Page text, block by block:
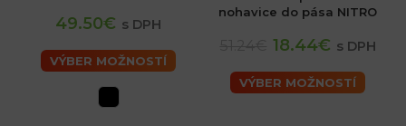
49.50€ s DPH
VÝBER MOŽNOSTÍ
nohavice do pása NITRO
18.44€ s DPH
VÝBER MOŽNOSTÍ